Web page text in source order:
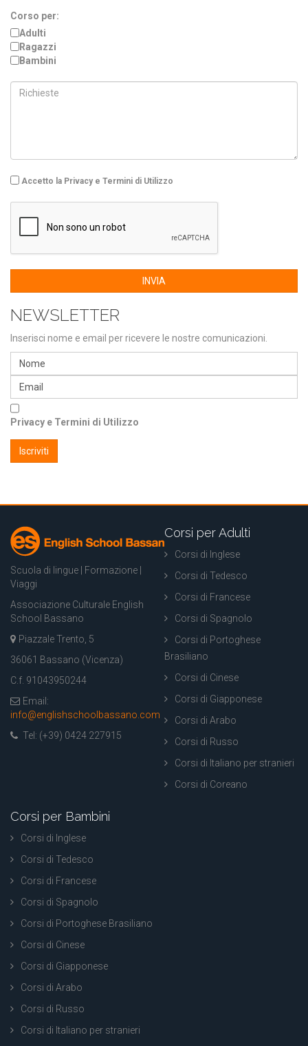
Corso per:
Adulti
Ragazzi
Bambini
Accetto la Privacy e Termini di Utilizzo
INVIA
NEWSLETTER
Inserisci nome e email per ricevere le nostre comunicazioni.
Privacy e Termini di Utilizzo
Scuola di lingue | Formazione |
Viaggi
Associazione Culturale English
School Bassano
Piazzale Trento, 5
36061 Bassano (Vicenza)
C.f. 91043950244
Email:
info@englishschoolbassano.com
Tel: (+39) 0424 227915
Corsi per Adulti
Corsi di Inglese
Corsi di Tedesco
Corsi di Francese
Corsi di Spagnolo
Corsi di Portoghese
Brasiliano
Corsi di Cinese
Corsi di Giapponese
Corsi di Arabo
Corsi di Russo
Corsi di Italiano per stranieri
Corsi di Coreano
Corsi per Bambini
Corsi di Inglese
Corsi di Tedesco
Corsi di Francese
Corsi di Spagnolo
Corsi di Portoghese Brasiliano
Corsi di Cinese
Corsi di Giapponese
Corsi di Arabo
Corsi di Russo
Corsi di Italiano per stranieri